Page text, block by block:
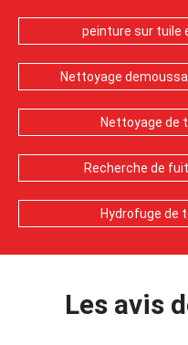
peinture sur tuile
Nettoyage
Nettoyage de
Recherche de
Hydrofuge de
Les avis